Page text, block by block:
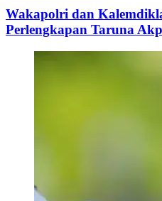
Wakapolri dan
Perlengkapan Taruna